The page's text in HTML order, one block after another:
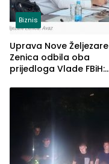
Biznis
Uprava Nove Željezare
Zenica odbila oba
prijedloga Vlade FBiH:
rješenje